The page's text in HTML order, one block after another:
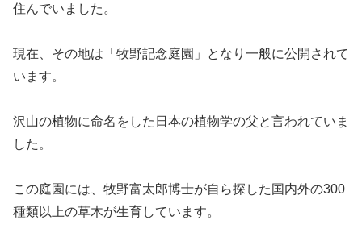
住んでいました。
現在、その地は「牧野記念庭園」となり一般に公開されて
います。
沢山の植物に命名をした日本の植物学の父と言われていま
した。
この庭園には、牧野富太郎博士が自ら探した国内外の300
種類以上の草木が生育しています。